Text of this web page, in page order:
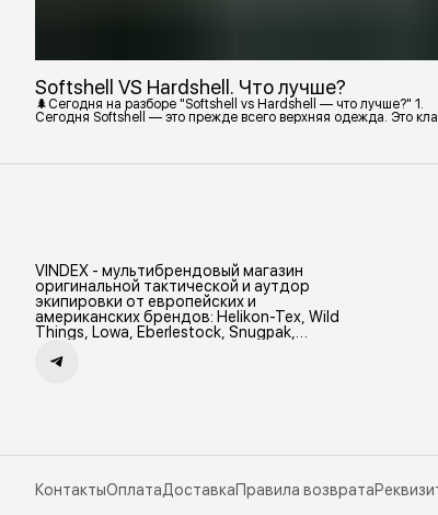
Softshell VS Hardshell. Что лучше?
🌲Сегодня на разборе "Softshell vs Hardshell — что лучше?" 1.
Сегодня Softshell — это прежде всего верхняя одежда. Это
VINDEX - мультибрендовый магазин
оригинальной тактической и аутдор
экипировки от европейских и
американских брендов: Helikon-Tex, Wild
Things, Lowa, Eberlestock, Snugpak,
КонтактыОплатаДоставкаПравила возврата